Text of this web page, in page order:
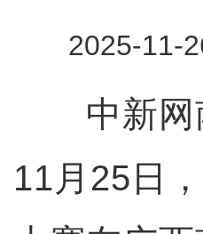
2025-
中新网
11月25日